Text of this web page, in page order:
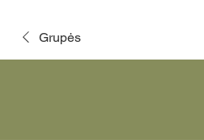
Grupės